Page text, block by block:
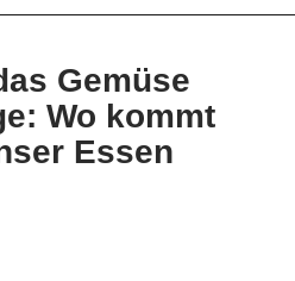
Gemüse
Wo kommt
Essen